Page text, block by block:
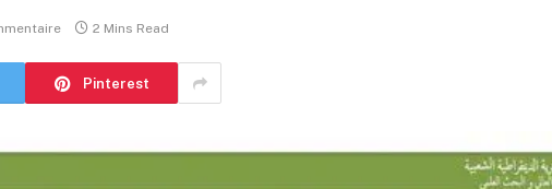
2 Mins Read
Pinterest